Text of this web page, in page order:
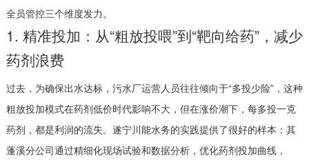
全员管控三个维度发力。
1. 精准投加：从“粗放投喂”到“靶向给药”，减少
药剂浪费
过去，为确保出水达标，污水厂运营人员往往倾向于“多投少险”，这种
粗放投加模式在药剂低价时代影响不大，但在涨价潮下，每多投一克
药剂，都是利润的流失。遂宁川能水务的实践提供了很好的样本：其
蓬溪分公司通过精细化现场试验和数据分析，优化药剂投加曲线，